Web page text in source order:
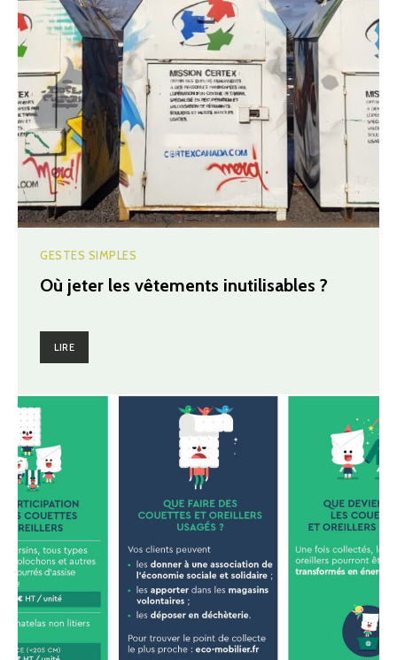
GESTES SIMPLES
Où jeter les vêtements inutilisables ?
LIRE